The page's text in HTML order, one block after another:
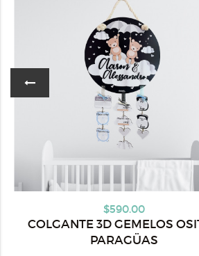
$590.00
COLGANTE 3D GEMELOS
PARAGÜAS